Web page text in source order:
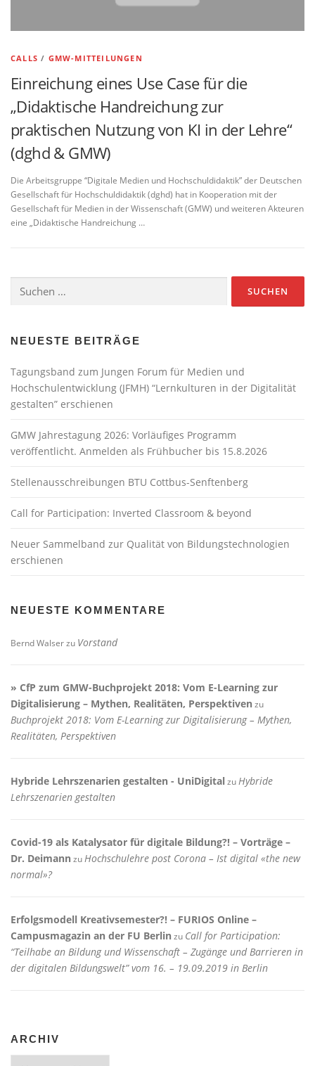
CALLS / GMW-MITTEILUNGEN
Einreichung eines Use Case für die
„Didaktische Handreichung zur
praktischen Nutzung von KI in der Lehre“
(dghd & GMW)
Die Arbeitsgruppe “Digitale Medien und Hochschuldidaktik” der Deutschen
Gesellschaft für Hochschuldidaktik (dghd) hat in Kooperation mit der
Gesellschaft für Medien in der Wissenschaft (GMW) und weiteren Akteuren
eine „Didaktische Handreichung …
nach:
NEUESTE BEITRÄGE
Tagungsband zum Jungen Forum für Medien und
Hochschulentwicklung (JFMH) “Lernkulturen in der Digitalität
gestalten” erschienen
GMW Jahrestagung 2026: Vorläufiges Programm
veröffentlicht. Anmelden als Frühbucher bis 15.8.2026
Stellenausschreibungen BTU Cottbus-Senftenberg
Call for Participation: Inverted Classroom & beyond
Neuer Sammelband zur Qualität von Bildungstechnologien
erschienen
NEUESTE KOMMENTARE
Bernd Walserzu Vorstand
» CfP zum GMW-Buchprojekt 2018: Vom E-Learning zur
Digitalisierung – Mythen, Realitäten, Perspektiven zu
Buchprojekt 2018: Vom E-Learning zur Digitalisierung – Mythen,
Realitäten, Perspektiven
Hybride Lehrszenarien gestalten - UniDigitalzuHybride
Lehrszenarien gestalten
Covid-19 als Katalysator für digitale Bildung?! – Vorträge –
Dr. Deimann zuHochschulehre post Corona – Ist digital «the new
normal»?
Erfolgsmodell Kreativsemester?! – FURIOS Online –
Campusmagazin an der FU Berlin zu Call for Participation:
“Teilhabe an Bildung und Wissenschaft – Zugänge und Barrieren in
der digitalen Bildungswelt” vom 16. – 19.09.2019 in Berlin
ARCHIV